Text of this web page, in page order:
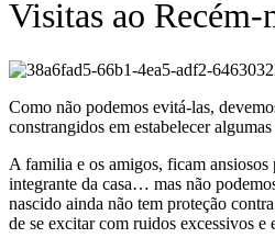
Visitas ao Recém-
Como não podemos evitá-las,
constrangidos em estabelecer
A familia e os amigos, ficam ansiosos
integrante da casa… mas não
nascido ainda não tem proteção
de se excitar com ruidos excessivos e